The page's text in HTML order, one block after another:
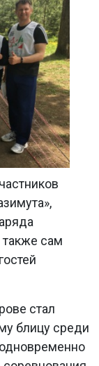
также сам
стал
блицу среди